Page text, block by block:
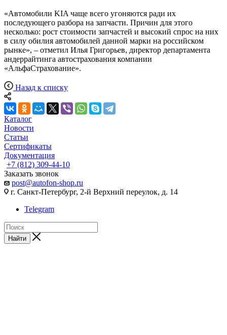
«Автомобили KIA чаще всего угоняются ради их
последующего разбора на запчасти. Причин для этого
несколько: рост стоимости запчастей и высокий спрос на них
в силу обилия автомобилей данной марки на российском
рынке», – отметил Илья Григорьев, директор департамента
андеррайтинга автострахования компании
«АльфаСтрахование».
Назад к списку
Каталог
Новости
Статьи
Сертификаты
Документация
+7 (812) 309-44-10
Заказать звонок
post@autofon-shop.ru
г. Санкт-Петербург, 2-й Верхний переулок, д. 14
Telegram
Найти